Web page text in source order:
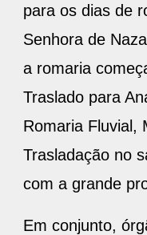
para os dias de
Senhora de
a romaria
Traslado para
Romaria Fluvial,
Trasladação no
com a grande
Em conjunto,